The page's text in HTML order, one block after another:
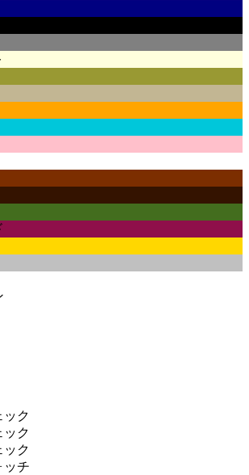
ック
ック
ック
ッチ